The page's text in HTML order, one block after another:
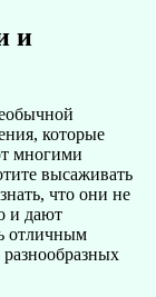
и
которые
многими
высаживать
что они не
и дают
отличным